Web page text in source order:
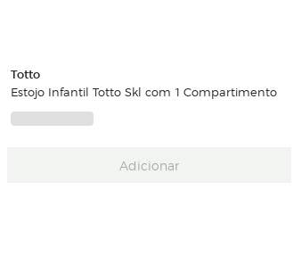
Totto
Estojo Infantil Totto Skl com 1 Compartimento
Adicionar